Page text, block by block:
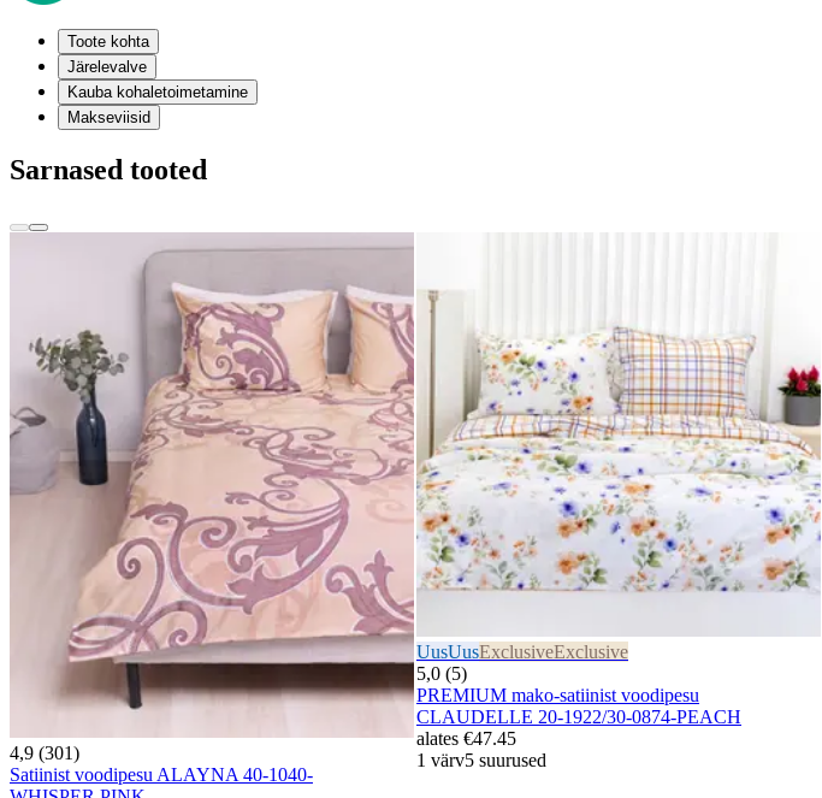
Toote kohta
Järelevalve
Kauba kohaletoimetamine
Makseviisid
Sarnased tooted
4,9 (301)
Satiinist voodipesu ALAYNA 40-1040-
UusUusExclusiveExclusive
5,0 (5)
PREMIUM mako-satiinist voodipesu
CLAUDELLE 20-1922/30-0874-PEACH
alates €47.45
1 värv5 suurused